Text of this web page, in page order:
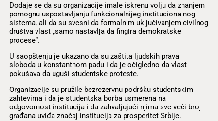
Dodaje se da su organizacije imale iskrenu volju da znanjem
pomognu uspostavljanju funkcionalnijeg institucionalnog
sistema, ali da su svesni da formalnim uključivanjem civilnog
društva vlast „samo nastavlja da fingira demokratske
procese“.
U saopštenju je ukazano da su zaštita ljudskih prava i
sloboda u konstantnom padu i da je očigledno da vlast
pokušava da uguši studentske proteste.
Organizacije su pružile bezrezervnu podršku studentskim
zahtevima i da je studentska borba usmerena na
odgovornost institucija i da zahvaljujući njima sve veći broj
građana uviđa značaj institucija za prosperitet Srbije.